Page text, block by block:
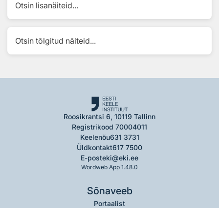
Otsin lisanäiteid...
Otsin tõlgitud näiteid...
Roosikrantsi 6, 10119 Tallinn
Registrikood 70004011
Keelenõu631 3731
Üldkontakt617 7500
E-posteki@eki.ee
Wordweb App 1.48.0
Sõnaveeb
Portaalist